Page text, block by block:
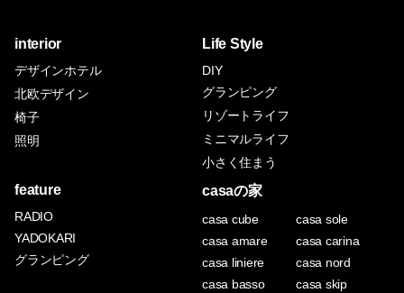
interior
デザインホテル
北欧デザイン
椅子
照明
Life Style
DIY
グランピング
リゾートライフ
ミニマルライフ
小さく住まう
feature
RADIO
YADOKARI
グランピング
casaの家
casa cube
casa sole
casa amare
casa carina
casa liniere
casa nord
casa basso
casa skip